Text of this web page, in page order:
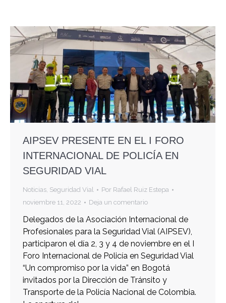
AIPSEV PRESENTE EN EL I FORO
INTERNACIONAL DE POLICÍA EN
SEGURIDAD VIAL
Noticias, Seguridad Vial Por Rafael Ruiz Estepa
noviembre 11, 2022
Deja un comentario
Delegados de la Asociación Internacional de
Profesionales para la Seguridad Vial (AIPSEV),
participaron el día 2, 3 y 4 de noviembre en el I
Foro Internacional de Policía en Seguridad Vial
“Un compromiso por la vida” en Bogotá
invitados por la Dirección de Tránsito y
Transporte de la Policía Nacional de Colombia.